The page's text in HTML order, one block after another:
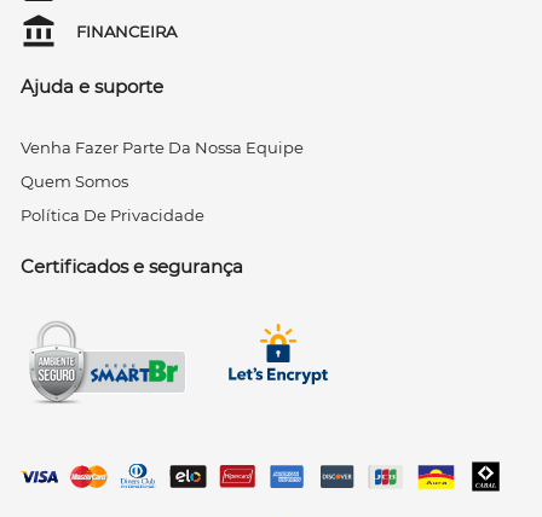
FINANCEIRA
Ajuda e suporte
Venha Fazer Parte Da Nossa Equipe
Quem Somos
Política De Privacidade
Certificados e segurança